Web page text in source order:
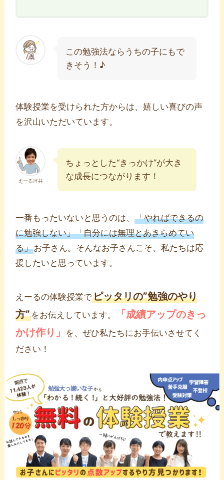
この勉強法ならうちの子にもで
きそう！♪
体験授業を受けられた方からは、嬉しい喜びの声
を沢山いただいています。
えーる坪井
ちょっとした“きっかけ”が大き
な成長につながります！
一番もったいないと思うのは、「やればできるの
に勉強しない」「自分には無理とあきらめてい
る」お子さん。そんなお子さんこそ、私たちは応
援したいと思っています。
えーるの体験授業でピッタリの”勉強のやり
方”をお伝えしています。
「成績アップのきっ
かけ作り」
を、ぜひ私たちにお手伝いさせてく
ださい！